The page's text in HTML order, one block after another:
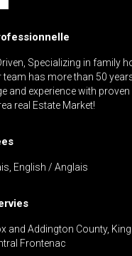
à nos conditions
l'autorisation
Specializing in family
has more than 50
and experience with
real Estate Market!
English / Anglais
and Addington County,
Frontenac